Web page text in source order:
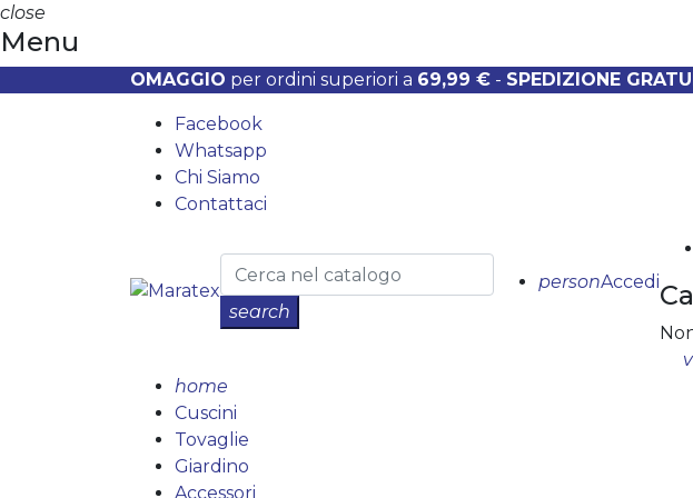
close
Menu
OMAGGIO per ordini superiori a 69,99 € - SPEDIZIONE
Facebook
Whatsapp
Chi Siamo
Contattaci
search
personAccedi
home
Cuscini
Tovaglie
Giardino
Accessori